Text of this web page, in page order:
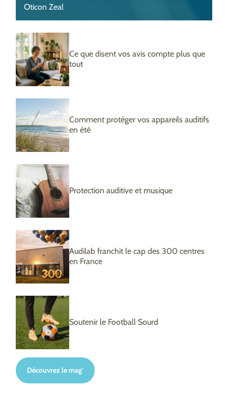
Oticon Zeal
Ce que disent vos avis compte plus que
tout
Comment protéger vos appareils auditifs
en été
Protection auditive et musique
Audilab franchit le cap des 300 centres
en France
Soutenir le Football Sourd
Découvrez le mag'